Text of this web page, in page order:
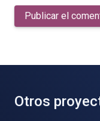
Publicar el
Otros